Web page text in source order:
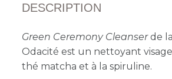
DESCRIPTION
Green Ceremony Cleanserde
Odacité est un nettoyant
thé matcha et à la spiruline.